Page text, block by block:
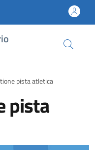
pista atletica
pista